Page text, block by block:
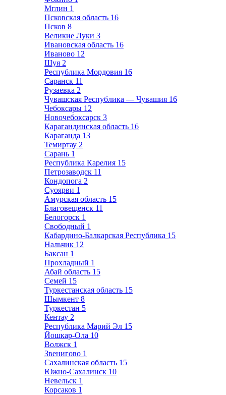
Мглин 1
Псковская область 16
Псков 8
Великие Луки 3
Ивановская область 16
Иваново 12
Шуя 2
Республика Мордовия 16
Саранск 11
Рузаевка 2
Чувашская Республика — Чувашия 16
Чебоксары 12
Новочебоксарск 3
Карагандинская область 16
Караганда 13
Темиртау 2
Сарань 1
Республика Карелия 15
Петрозаводск 11
Кондопога 2
Суоярви 1
Амурская область 15
Благовещенск 11
Белогорск 1
Свободный 1
Кабардино-Балкарская Республика 15
Нальчик 12
Баксан 1
Прохладный 1
Абай область 15
Семей 15
Туркестанская область 15
Шымкент 8
Туркестан 5
Кентау 2
Республика Марий Эл 15
Йошкар-Ола 10
Волжск 1
Звенигово 1
Сахалинская область 15
Южно-Сахалинск 10
Невельск 1
Корсаков 1